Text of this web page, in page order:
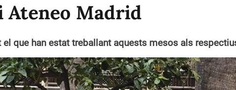
Ateneo Madrid
el que han estat treballant aquests mesos als